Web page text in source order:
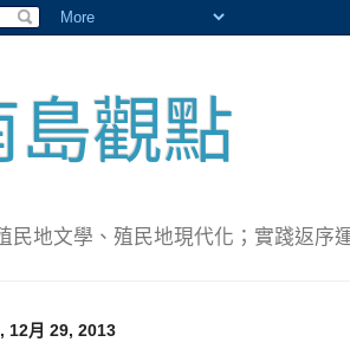
島觀點
民地文學、殖民地現代化；實踐返序
12月 29, 2013